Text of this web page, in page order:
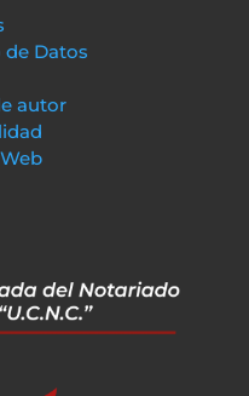
de Datos
autor